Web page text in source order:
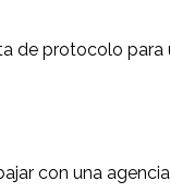
de protocolo
con una